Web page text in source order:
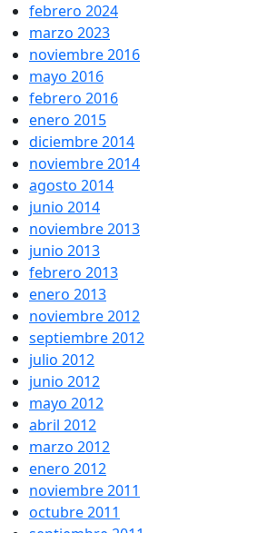
febrero 2024
marzo 2023
noviembre 2016
mayo 2016
febrero 2016
enero 2015
diciembre 2014
noviembre 2014
agosto 2014
junio 2014
noviembre 2013
junio 2013
febrero 2013
enero 2013
noviembre 2012
septiembre 2012
julio 2012
junio 2012
mayo 2012
abril 2012
marzo 2012
enero 2012
noviembre 2011
octubre 2011